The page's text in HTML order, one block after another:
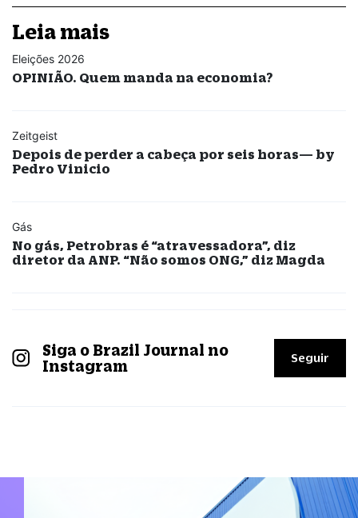
Leia mais
Eleições 2026
OPINIÃO. Quem manda na economia?
Zeitgeist
Depois de perder a cabeça por seis horas— by
Pedro Vinicio
Gás
No gás, Petrobras é “atravessadora”, diz
diretor da ANP. “Não somos ONG,” diz Magda
Siga o Brazil Journal no
Instagram
Seguir